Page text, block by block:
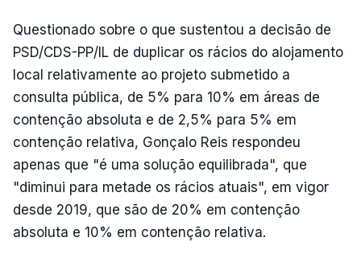
Questionado sobre o que sustentou a decisão de
PSD/CDS-PP/IL de duplicar os rácios do alojamento
local relativamente ao projeto submetido a
consulta pública, de 5% para 10% em áreas de
contenção absoluta e de 2,5% para 5% em
contenção relativa, Gonçalo Reis respondeu
apenas que "é uma solução equilibrada", que
"diminui para metade os rácios atuais", em vigor
desde 2019, que são de 20% em contenção
absoluta e 10% em contenção relativa.